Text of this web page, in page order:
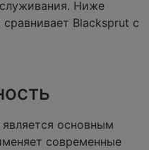
Ниже
Blacksprut с
основным
современные